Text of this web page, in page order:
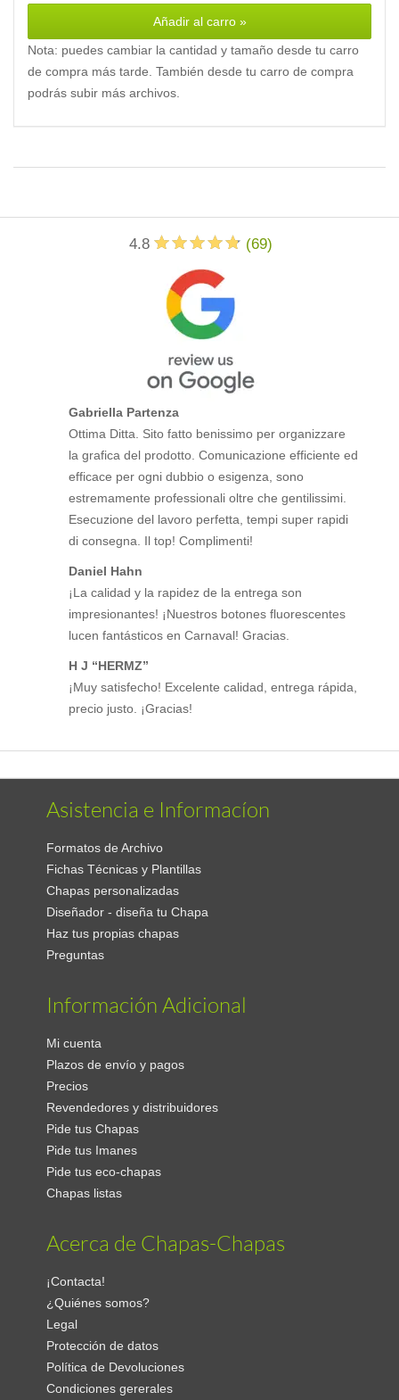
Añadir al carro »
Nota: puedes cambiar la cantidad y tamaño desde tu carro
de compra más tarde. También desde tu carro de compra
podrás subir más archivos.
4.8 (69)
Gabriella Partenza
Ottima Ditta. Sito fatto benissimo per organizzare
la grafica del prodotto. Comunicazione efficiente ed
efficace per ogni dubbio o esigenza, sono
estremamente professionali oltre che gentilissimi.
Esecuzione del lavoro perfetta, tempi super rapidi
di consegna. Il top! Complimenti!
Daniel Hahn
¡La calidad y la rapidez de la entrega son
impresionantes! ¡Nuestros botones fluorescentes
lucen fantásticos en Carnaval! Gracias.
H J “HERMZ”
¡Muy satisfecho! Excelente calidad, entrega rápida,
precio justo. ¡Gracias!
Asistencia e Informacíon
Formatos de Archivo
Fichas Técnicas y Plantillas
Chapas personalizadas
Diseñador - diseña tu Chapa
Haz tus propias chapas
Preguntas
Información Adicional
Mi cuenta
Plazos de envío y pagos
Precios
Revendedores y distribuidores
Pide tus Chapas
Pide tus Imanes
Pide tus eco-chapas
Chapas listas
Acerca de Chapas-Chapas
¡Contacta!
¿Quiénes somos?
Legal
Protección de datos
Política de Devoluciones
Condiciones gererales